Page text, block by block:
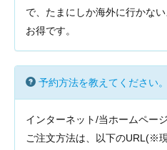
で、たまにしか海外に行かな
お得です。
予約方法を教えてください。
インターネット/当ホームペー
ご注文方法は、以下のURL(※